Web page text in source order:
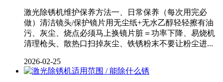
激光除锈机维护保养方法一、日常保养（每次用完必
做）清洁镜头/保护镜片用无尘纸+无水乙醇轻轻擦有油
污、灰尘、烧点必须马上换镜片脏＝功率下降、易烧机
清理枪头、散热口扫掉灰尘、铁锈粉末不要让粉尘进...
2026-02-25